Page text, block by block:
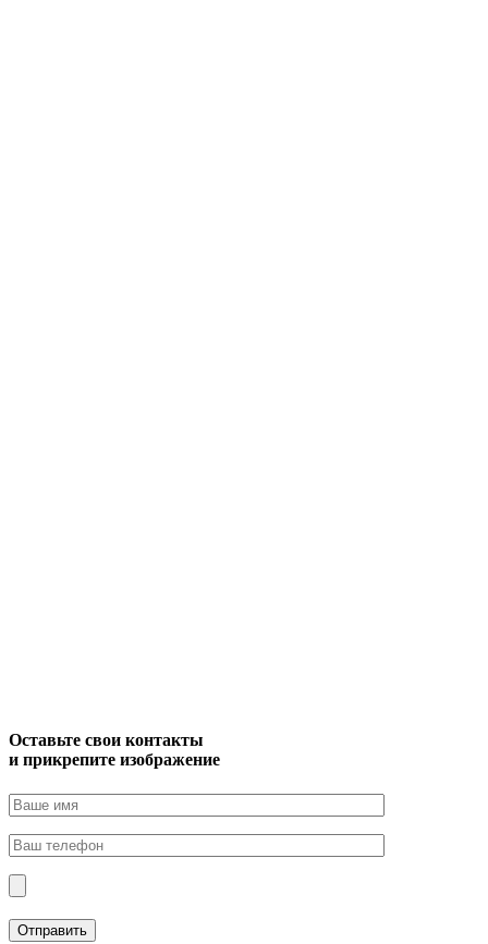
Оставьте свои контакты
и прикрепите изображение